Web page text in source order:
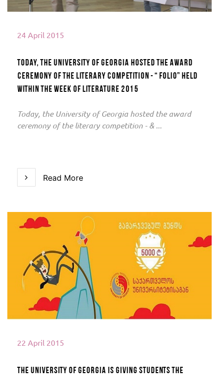
24 April 2015
Today, the University of Georgia hosted the award
ceremony of the literary competition - “ Folio” held
within the Week of Literature 2015
Today, the University of Georgia hosted the award
ceremony of the literary competition - & ...
Read More
Read More
22 April 2015
The University of Georgia is giving students the